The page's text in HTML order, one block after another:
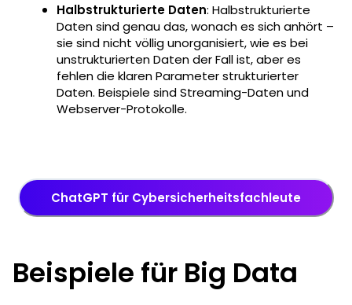
Halbstrukturierte Daten: Halbstrukturierte
Daten sind genau das, wonach es sich anhört –
sie sind nicht völlig unorganisiert, wie es bei
unstrukturierten Daten der Fall ist, aber es
fehlen die klaren Parameter strukturierter
Daten. Beispiele sind Streaming-Daten und
Webserver-Protokolle.
ChatGPT für Cybersicherheitsfachleute
Beispiele für Big Data